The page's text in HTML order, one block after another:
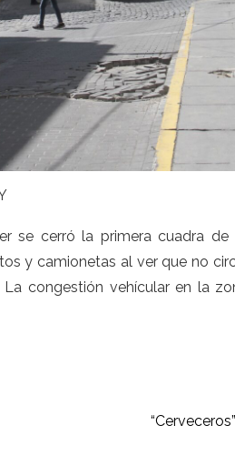
se cerró la primera cuadra de
y camionetas al ver que no
congestión vehícular en la